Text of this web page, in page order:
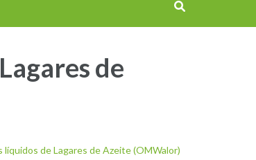
de
de Lagares de Azeite (OMWalor)